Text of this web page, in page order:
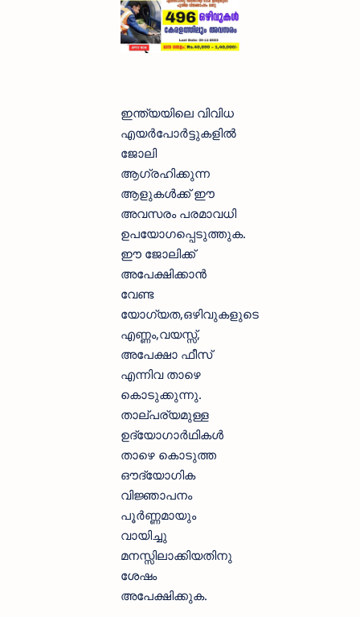
ഇന്ത്യയിലെ വിവിധ
എയര്‍പോര്‍ട്ടുകളില്‍
ജോലി
ആഗ്രഹിക്കുന്ന
ആളുകള്‍ക്ക് ഈ
അവസരം പരമാവധി
ഉപയോഗപ്പെടുത്തുക.
ഈ ജോലിക്ക്
അപേക്ഷിക്കാന്‍
വേണ്ട
യോഗ്യത,ഒഴിവുകളുടെ
എണ്ണം,വയസ്സ്,
അപേക്ഷാ ഫീസ്‌
എന്നിവ താഴെ
കൊടുക്കുന്നു.
താല്പര്യമുള്ള
ഉദ്യോഗാര്‍ഥികള്‍
താഴെ കൊടുത്ത
ഔദ്യോഗിക
വിജ്ഞാപനം
പൂര്‍ണ്ണമായും
വായിച്ചു
മനസ്സിലാക്കിയതിനു
ശേഷം
അപേക്ഷിക്കുക.